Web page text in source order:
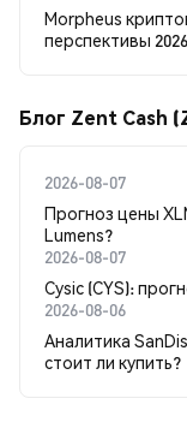
Morpheus
перспективы 2026
Блог Zent Cash
2026-08-07
Прогноз цены
Lumens?
2026-08-07
Cysic (CYS):
2026-08-06
Аналитика
стоит ли купить?